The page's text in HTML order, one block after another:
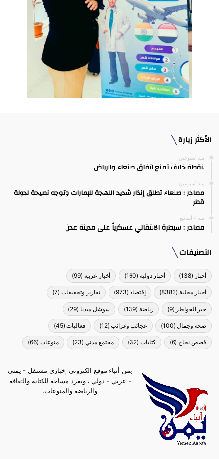
الأكثر زيارة
منذ أسبوعين
.نقطة خلاف تمنع اتفاق صنعاء والرياض
منذ أسبوعين
مصادر : صنعاء تطلق إنذار شديد اللهجة للإمارات وتوجه نصيحة لدولة
قطر
منذ 4 أسابيع
مصادر : سيطرة الانتقالي عسكرياً على مدينة عدن
التصنيفات
أخبار (138) أخبار دولية (160) أخبار عربية (99)
أخبار محلية (8383) إقتصاد (973) تقارير وتحقيقات (7)
جبر الخواطر (9) رياضة (139) سوشل ميديا (29)
صحة وجمال (100) عجائب وغرائب (12) فعاليات (45)
قصص نجاح (6) كتابات (32) مجتمع مدني (23) منوعات (66)
يمن أنباء موقع الكتروني إخباري مستقل - يمني
- عربي - دولي ، ويفرد مساحة للكتابة والثقافة
والرياضة والمنوعات.